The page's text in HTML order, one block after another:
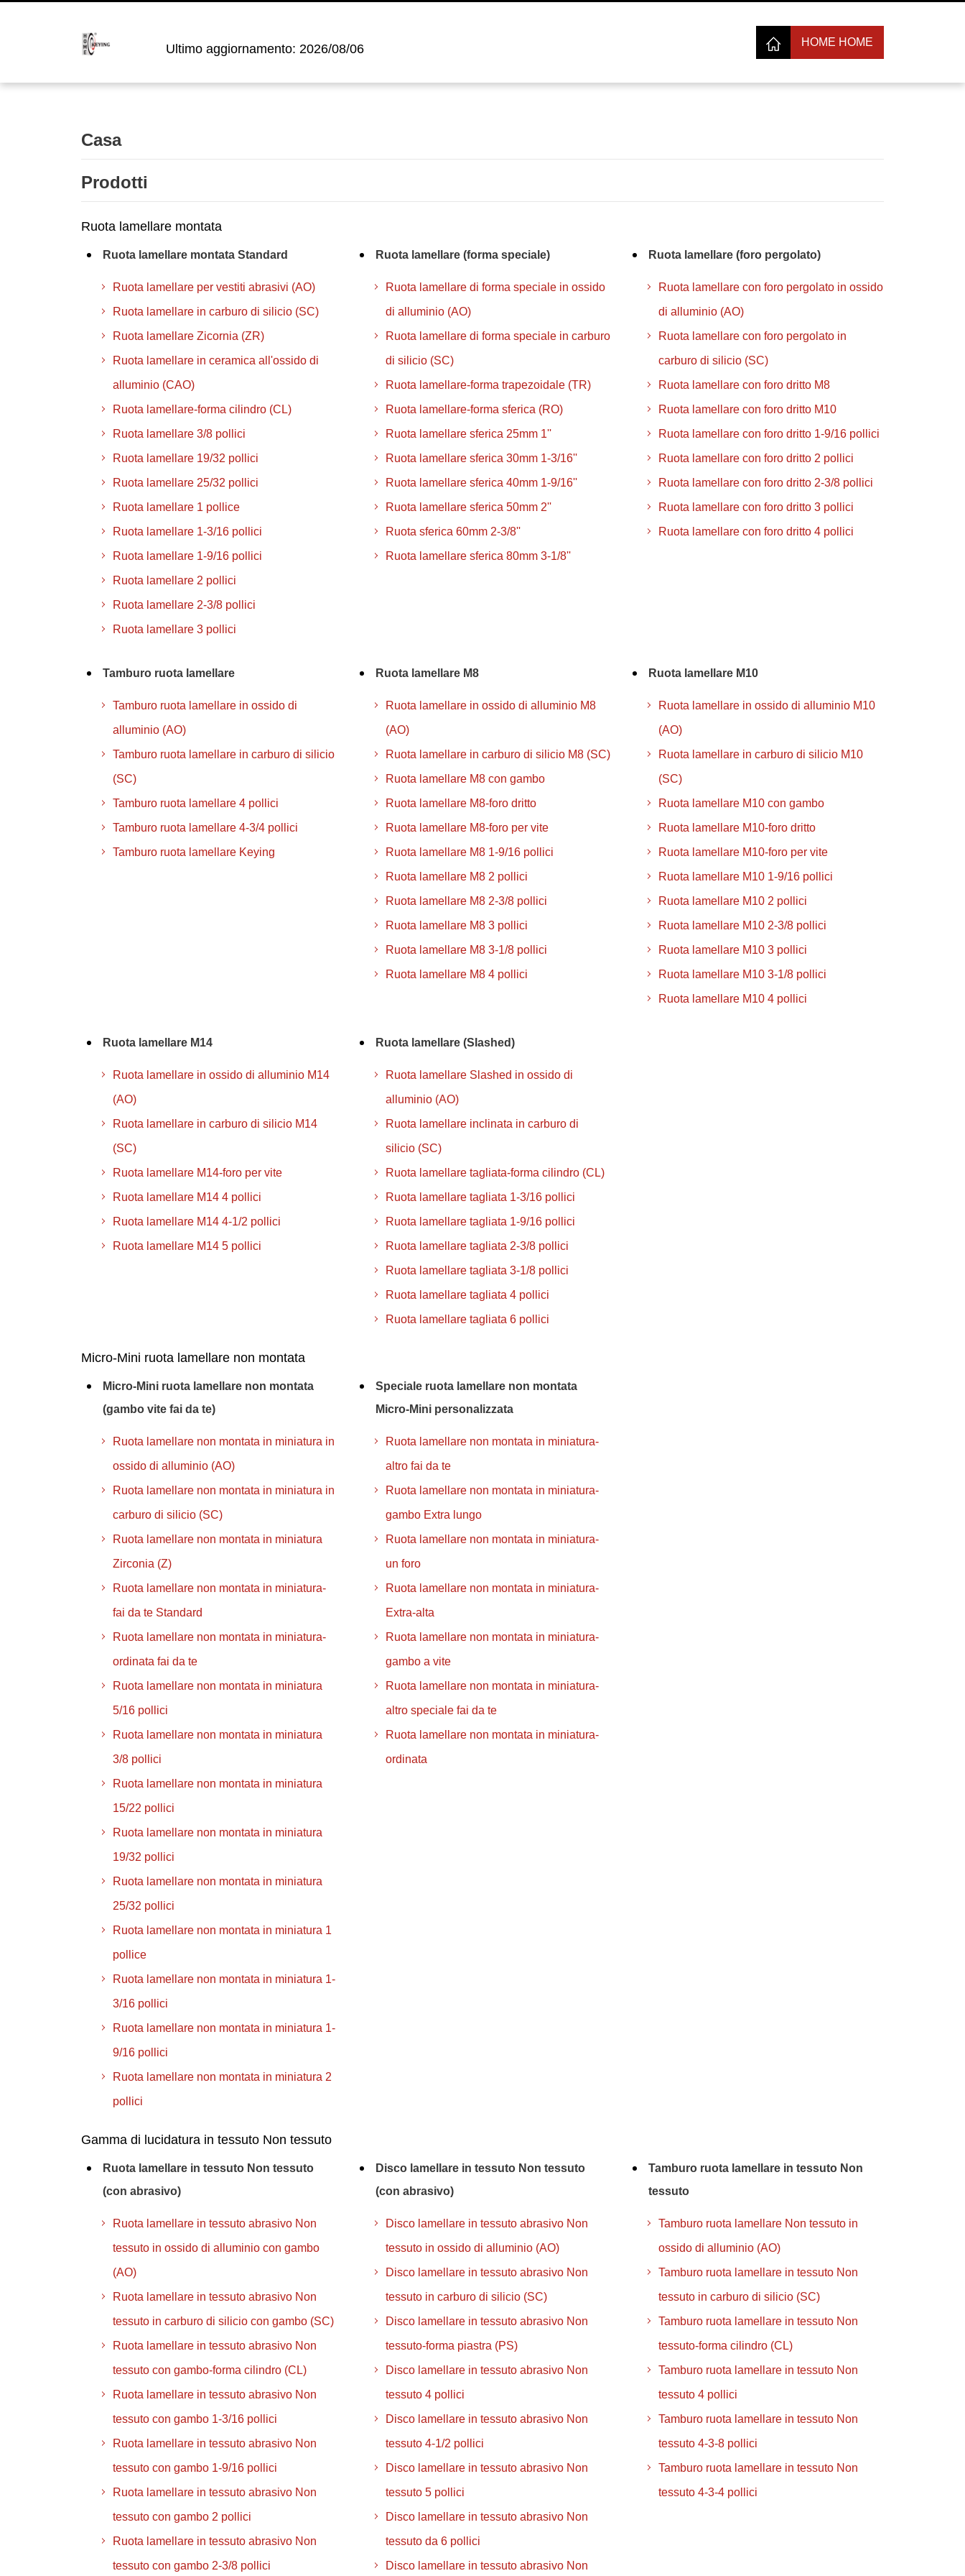
Ultimo aggiornamento: 2026/08/06 HOME HOME
Casa
Prodotti
Ruota lamellare montata
Ruota lamellare montata Standard
Ruota lamellare per vestiti abrasivi (AO)
Ruota lamellare in carburo di silicio (SC)
Ruota lamellare Zicornia (ZR)
Ruota lamellare in ceramica all'ossido di
alluminio (CAO)
Ruota lamellare-forma cilindro (CL)
Ruota lamellare 3/8 pollici
Ruota lamellare 19/32 pollici
Ruota lamellare 25/32 pollici
Ruota lamellare 1 pollice
Ruota lamellare 1-3/16 pollici
Ruota lamellare 1-9/16 pollici
Ruota lamellare 2 pollici
Ruota lamellare 2-3/8 pollici
Ruota lamellare 3 pollici
Ruota lamellare (forma speciale)
Ruota lamellare di forma speciale in ossido
di alluminio (AO)
Ruota lamellare di forma speciale in carburo
di silicio (SC)
Ruota lamellare-forma trapezoidale (TR)
Ruota lamellare-forma sferica (RO)
Ruota lamellare sferica 25mm 1''
Ruota lamellare sferica 30mm 1-3/16''
Ruota lamellare sferica 40mm 1-9/16''
Ruota lamellare sferica 50mm 2''
Ruota sferica 60mm 2-3/8''
Ruota lamellare sferica 80mm 3-1/8''
Ruota lamellare (foro pergolato)
Ruota lamellare con foro pergolato in ossido
di alluminio (AO)
Ruota lamellare con foro pergolato in
carburo di silicio (SC)
Ruota lamellare con foro dritto M8
Ruota lamellare con foro dritto M10
Ruota lamellare con foro dritto 1-9/16 pollici
Ruota lamellare con foro dritto 2 pollici
Ruota lamellare con foro dritto 2-3/8 pollici
Ruota lamellare con foro dritto 3 pollici
Ruota lamellare con foro dritto 4 pollici
Tamburo ruota lamellare
Tamburo ruota lamellare in ossido di
alluminio (AO)
Tamburo ruota lamellare in carburo di silicio
(SC)
Tamburo ruota lamellare 4 pollici
Tamburo ruota lamellare 4-3/4 pollici
Tamburo ruota lamellare Keying
Ruota lamellare M8
Ruota lamellare in ossido di alluminio M8
(AO)
Ruota lamellare in carburo di silicio M8 (SC)
Ruota lamellare M8 con gambo
Ruota lamellare M8-foro dritto
Ruota lamellare M8-foro per vite
Ruota lamellare M8 1-9/16 pollici
Ruota lamellare M8 2 pollici
Ruota lamellare M8 2-3/8 pollici
Ruota lamellare M8 3 pollici
Ruota lamellare M8 3-1/8 pollici
Ruota lamellare M8 4 pollici
Ruota lamellare M10
Ruota lamellare in ossido di alluminio M10
(AO)
Ruota lamellare in carburo di silicio M10
(SC)
Ruota lamellare M10 con gambo
Ruota lamellare M10-foro dritto
Ruota lamellare M10-foro per vite
Ruota lamellare M10 1-9/16 pollici
Ruota lamellare M10 2 pollici
Ruota lamellare M10 2-3/8 pollici
Ruota lamellare M10 3 pollici
Ruota lamellare M10 3-1/8 pollici
Ruota lamellare M10 4 pollici
Ruota lamellare M14
Ruota lamellare in ossido di alluminio M14
(AO)
Ruota lamellare in carburo di silicio M14
(SC)
Ruota lamellare M14-foro per vite
Ruota lamellare M14 4 pollici
Ruota lamellare M14 4-1/2 pollici
Ruota lamellare M14 5 pollici
Ruota lamellare (Slashed)
Ruota lamellare Slashed in ossido di
alluminio (AO)
Ruota lamellare inclinata in carburo di
silicio (SC)
Ruota lamellare tagliata-forma cilindro (CL)
Ruota lamellare tagliata 1-3/16 pollici
Ruota lamellare tagliata 1-9/16 pollici
Ruota lamellare tagliata 2-3/8 pollici
Ruota lamellare tagliata 3-1/8 pollici
Ruota lamellare tagliata 4 pollici
Ruota lamellare tagliata 6 pollici
Micro-Mini ruota lamellare non montata
Micro-Mini ruota lamellare non montata
(gambo vite fai da te)
Ruota lamellare non montata in miniatura in
ossido di alluminio (AO)
Ruota lamellare non montata in miniatura in
carburo di silicio (SC)
Ruota lamellare non montata in miniatura
Zirconia (Z)
Ruota lamellare non montata in miniatura-
fai da te Standard
Ruota lamellare non montata in miniatura-
ordinata fai da te
Ruota lamellare non montata in miniatura
5/16 pollici
Ruota lamellare non montata in miniatura
3/8 pollici
Ruota lamellare non montata in miniatura
15/22 pollici
Ruota lamellare non montata in miniatura
19/32 pollici
Ruota lamellare non montata in miniatura
25/32 pollici
Ruota lamellare non montata in miniatura 1
pollice
Ruota lamellare non montata in miniatura 1-
3/16 pollici
Ruota lamellare non montata in miniatura 1-
9/16 pollici
Ruota lamellare non montata in miniatura 2
pollici
Speciale ruota lamellare non montata
Micro-Mini personalizzata
Ruota lamellare non montata in miniatura-
altro fai da te
Ruota lamellare non montata in miniatura-
gambo Extra lungo
Ruota lamellare non montata in miniatura-
un foro
Ruota lamellare non montata in miniatura-
Extra-alta
Ruota lamellare non montata in miniatura-
gambo a vite
Ruota lamellare non montata in miniatura-
altro speciale fai da te
Ruota lamellare non montata in miniatura-
ordinata
Gamma di lucidatura in tessuto Non tessuto
Ruota lamellare in tessuto Non tessuto
(con abrasivo)
Ruota lamellare in tessuto abrasivo Non
tessuto in ossido di alluminio con gambo
(AO)
Ruota lamellare in tessuto abrasivo Non
tessuto in carburo di silicio con gambo (SC)
Ruota lamellare in tessuto abrasivo Non
tessuto con gambo-forma cilindro (CL)
Ruota lamellare in tessuto abrasivo Non
tessuto con gambo 1-3/16 pollici
Ruota lamellare in tessuto abrasivo Non
tessuto con gambo 1-9/16 pollici
Ruota lamellare in tessuto abrasivo Non
tessuto con gambo 2 pollici
Ruota lamellare in tessuto abrasivo Non
tessuto con gambo 2-3/8 pollici
Disco lamellare in tessuto Non tessuto
(con abrasivo)
Disco lamellare in tessuto abrasivo Non
tessuto in ossido di alluminio (AO)
Disco lamellare in tessuto abrasivo Non
tessuto in carburo di silicio (SC)
Disco lamellare in tessuto abrasivo Non
tessuto-forma piastra (PS)
Disco lamellare in tessuto abrasivo Non
tessuto 4 pollici
Disco lamellare in tessuto abrasivo Non
tessuto 4-1/2 pollici
Disco lamellare in tessuto abrasivo Non
tessuto 5 pollici
Disco lamellare in tessuto abrasivo Non
tessuto da 6 pollici
Disco lamellare in tessuto abrasivo Non
Tamburo ruota lamellare in tessuto Non
tessuto
Tamburo ruota lamellare Non tessuto in
ossido di alluminio (AO)
Tamburo ruota lamellare in tessuto Non
tessuto in carburo di silicio (SC)
Tamburo ruota lamellare in tessuto Non
tessuto-forma cilindro (CL)
Tamburo ruota lamellare in tessuto Non
tessuto 4 pollici
Tamburo ruota lamellare in tessuto Non
tessuto 4-3-8 pollici
Tamburo ruota lamellare in tessuto Non
tessuto 4-3-4 pollici